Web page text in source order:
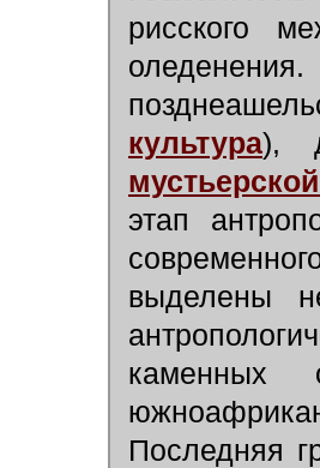
рисского
культура),
этап
выделены
Последняя